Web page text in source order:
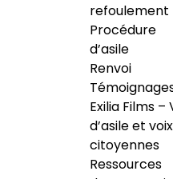
refoulement
Procédure
d’asile
Renvoi
Exilia Films –
d’asile et voix
citoyennes
Ressources